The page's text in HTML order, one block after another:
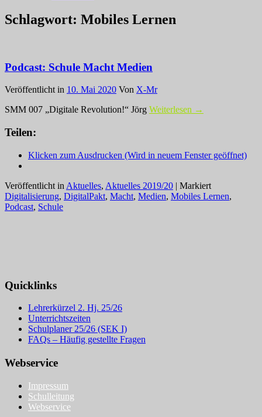
Schlagwort: Mobiles Lernen
Podcast: Schule Macht Medien
Veröffentlicht in 10. Mai 2020 Von X-Mr
SMM 007 „Digitale Revolution!“ Jörg Weiterlesen →
Teilen:
Klicken zum Ausdrucken (Wird in neuem Fenster geöffnet)
Veröffentlicht in Aktuelles, Aktuelles 2019/20 | Markiert
Digitalisierung, DigitalPakt, Macht, Medien, Mobiles Lernen,
Podcast, Schule
Quicklinks
Lehrerkürzel 2. Hj. 25/26
Unterrichtszeiten
Schulplaner 25/26 (SEK I)
FAQs – Häufig gestellte Fragen
Webservice
Impressum
Schulleitung
Webservice